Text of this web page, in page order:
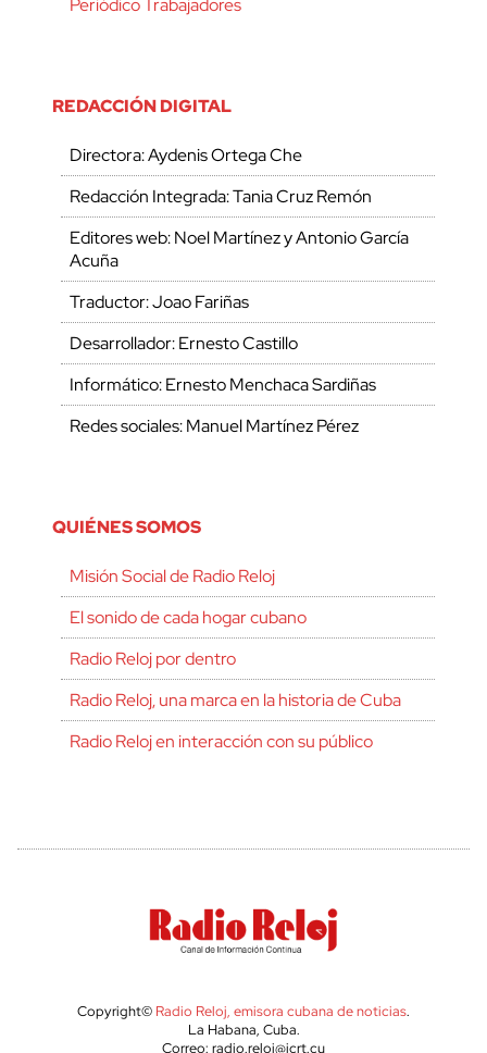
REDACCIÓN DIGITAL
Directora: Aydenis Ortega Che
Redacción Integrada: Tania Cruz Remón
Editores web: Noel Martínez y Antonio García
Acuña
Traductor: Joao Fariñas
Desarrollador: Ernesto Castillo
Informático: Ernesto Menchaca Sardiñas
Redes sociales: Manuel Martínez Pérez
QUIÉNES SOMOS
Misión Social de Radio Reloj
El sonido de cada hogar cubano
Radio Reloj por dentro
Radio Reloj, una marca en la historia de Cuba
Radio Reloj en interacción con su público
Copyright© Radio Reloj, emisora cubana de noticias.
La Habana, Cuba.
Correo: radio.reloj@icrt.cu